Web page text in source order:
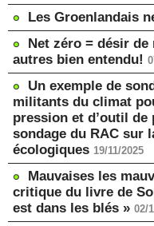
Les Groenlandais
Net zéro = désir
autres bien entendu!
Un exemple de
militants du climat
pression et d’outil
sondage du RAC sur
écologiques 19/11/2025
Mauvaises les
critique du livre de
est dans les blés » 02/